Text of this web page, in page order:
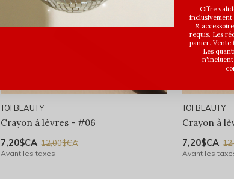
TOI BEAUTY
Crayon à lèvres - #06
7,20$CA 12,00$CA
Avant les taxes
TOI BEAUTY
Crayon à
7,20$CA
Avant les
Offre
inclusivement
&
requis. Les
panier. Vente
Les
n'incluent